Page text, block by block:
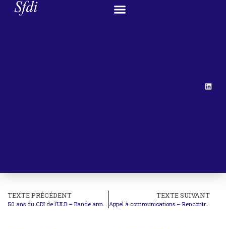
TEXTE PRÉCÉDENT
50 ans du CDI de l’ULB – Bande annonce du colloque Droit international et cinéma
TEXTE SUIVANT
Appel à communications – Rencontre doctorale italo-française